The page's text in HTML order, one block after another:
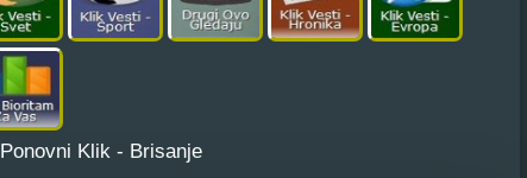
Ponovni Klik - Brisanje